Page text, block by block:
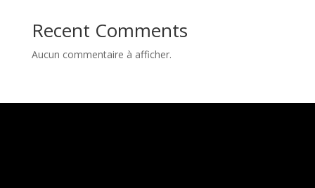
Recent Comments
Aucun commentaire à afficher.